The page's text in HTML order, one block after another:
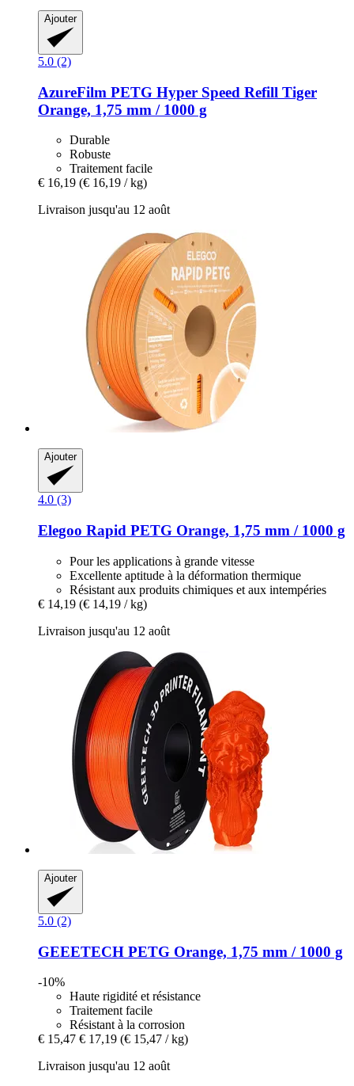
Ajouter
5.0 (2)
AzureFilm PETG Hyper Speed Refill Tiger
Orange, 1,75 mm / 1000 g
Durable
Robuste
Traitement facile
€ 16,19 (€ 16,19 / kg)
Livraison jusqu'au 12 août
Ajouter
4.0 (3)
Elegoo Rapid PETG Orange, 1,75 mm / 1000 g
Pour les applications à grande vitesse
Excellente aptitude à la déformation thermique
Résistant aux produits chimiques et aux intempéries
€ 14,19 (€ 14,19 / kg)
Livraison jusqu'au 12 août
Ajouter
5.0 (2)
GEEETECH PETG Orange, 1,75 mm / 1000 g
-10%
Haute rigidité et résistance
Traitement facile
Résistant à la corrosion
€ 15,47 € 17,19 (€ 15,47 / kg)
Livraison jusqu'au 12 août